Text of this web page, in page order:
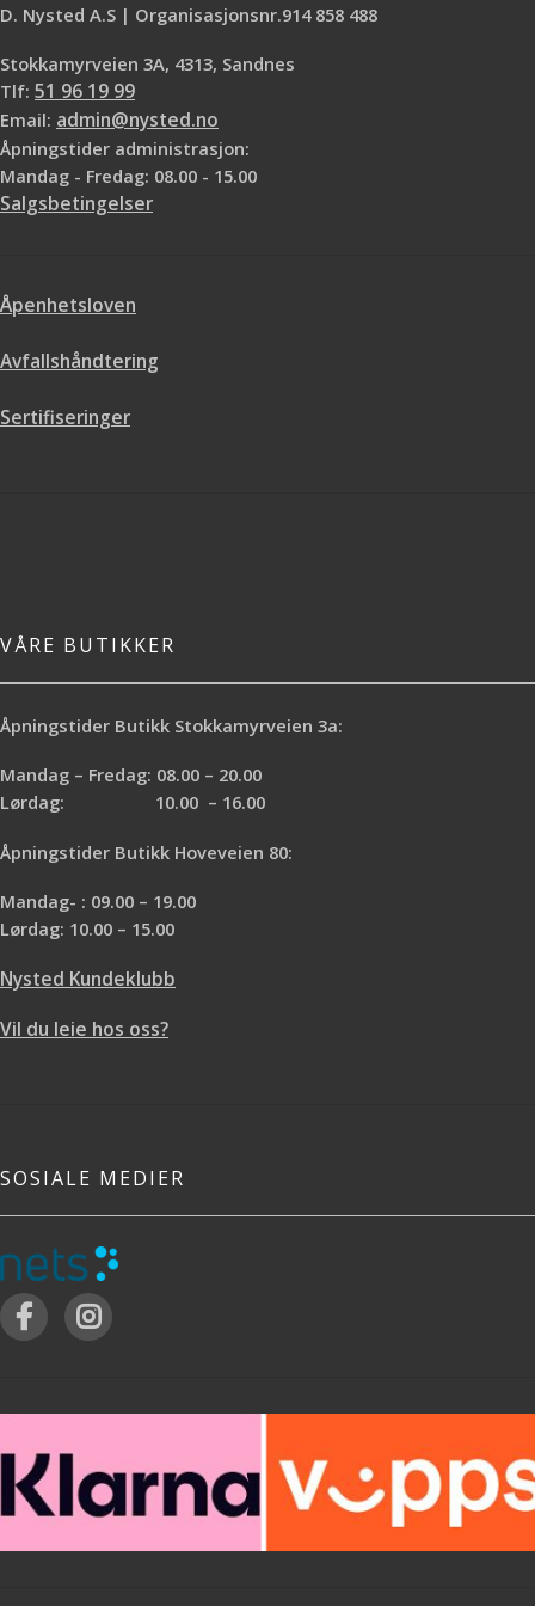
D. Nysted A.S | Organisasjonsnr.914 858 488
Stokkamyrveien 3A, 4313, Sandnes
Tlf: 51 96 19 99
Email: admin@nysted.no
Åpningstider administrasjon:
Mandag - Fredag: 08.00 - 15.00
Salgsbetingelser
Åpenhetsloven
Avfallshåndtering
Sertifiseringer
VÅRE BUTIKKER
Åpningstider Butikk Stokkamyrveien 3a:
Mandag – Fredag: 08.00 – 20.00
Lørdag: 10.00 – 16.00
Åpningstider Butikk Hoveveien 80:
Mandag- : 09.00 – 19.00
Lørdag: 10.00 – 15.00
Nysted Kundeklubb
Vil du leie hos oss?
SOSIALE MEDIER